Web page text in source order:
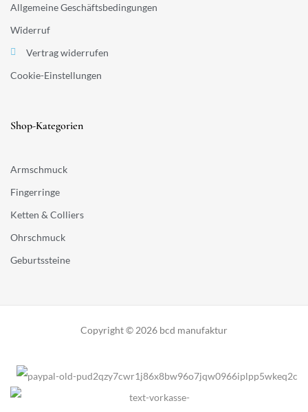
Allgemeine Geschäftsbedingungen
Widerruf
Vertrag widerrufen
Cookie-Einstellungen
Shop-Kategorien
Armschmuck
Fingerringe
Ketten & Colliers
Ohrschmuck
Geburtssteine
Copyright © 2026 bcd manufaktur